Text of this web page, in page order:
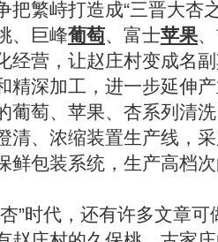
把繁峙打造成“三晋大杏
、巨峰葡萄、富士苹果
经营，让赵庄村变成名
精深加工，进一步延伸
葡萄、苹果、杏系列清
清、浓缩装置生产线，
鲜包装系统，生产高档
时代，还有许多文章可